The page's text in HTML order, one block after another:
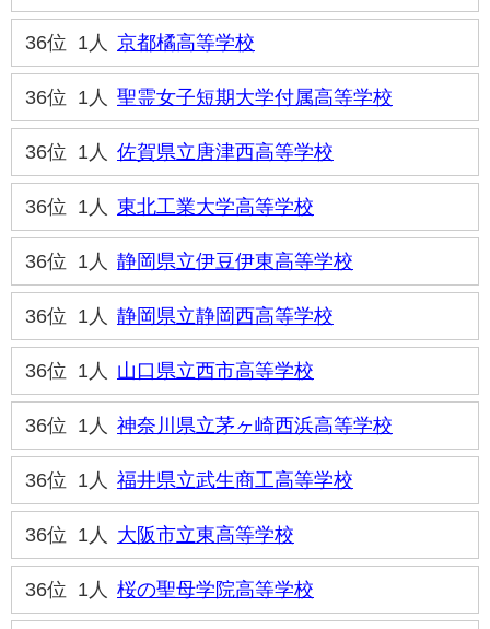
36位 1人 京都橘高等学校
36位 1人 聖霊女子短期大学付属高等学校
36位 1人 佐賀県立唐津西高等学校
36位 1人 東北工業大学高等学校
36位 1人 静岡県立伊豆伊東高等学校
36位 1人 静岡県立静岡西高等学校
36位 1人 山口県立西市高等学校
36位 1人 神奈川県立茅ヶ崎西浜高等学校
36位 1人 福井県立武生商工高等学校
36位 1人 大阪市立東高等学校
36位 1人 桜の聖母学院高等学校